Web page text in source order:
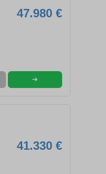
47.980 €
➜
41.330 €